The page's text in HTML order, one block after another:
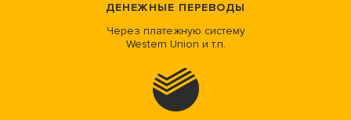
ДЕНЕЖНЫЕ ПЕРЕВОДЫ
Через платежную систему
Western Union и т.п.